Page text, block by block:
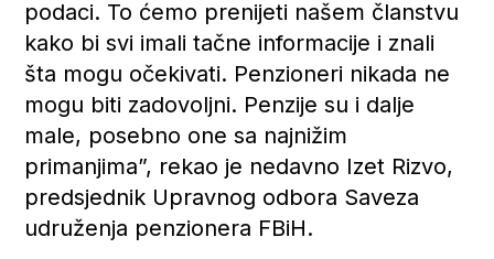
podaci. To ćemo prenijeti našem članstvu
kako bi svi imali tačne informacije i znali
šta mogu očekivati. Penzioneri nikada ne
mogu biti zadovoljni. Penzije su i dalje
male, posebno one sa najnižim
primanjima”, rekao je nedavno Izet Rizvo,
predsjednik Upravnog odbora Saveza
udruženja penzionera FBiH.